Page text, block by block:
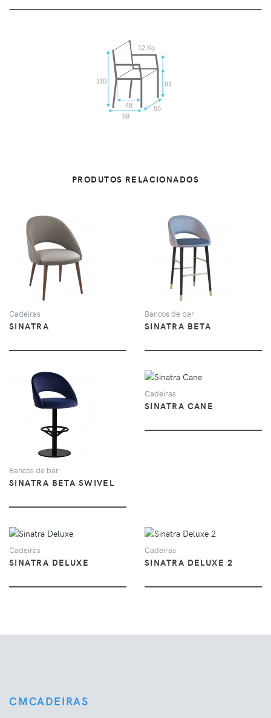
110
48
59
55
81
12 Kg
PRODUTOS RELACIONADOS
VER
Cadeiras
SINATRA
VER
Bancos de bar
SINATRA BETA
Bancos de bar
SINATRA BETA SWIVEL
VER
Cadeiras
SINATRA CANE
VER
Cadeiras
SINATRA DELUXE
VER
Cadeiras
SINATRA DELUXE 2
CMCADEIRAS